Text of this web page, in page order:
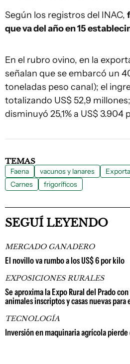
Según los registros del INAC,
que va del año en 15
En el rubro ovino, en la
señalan que se embarcó un
toneladas peso canal); el
totalizando US$ 52,9
disminuyó 25,1% a US$ 3.904
TEMAS
Faena vacunos y lanares
Carnes
frigoríficos
SEGUÍ LEYENDO
MERCADO GANADERO
El novillo va rumbo a los US$ 6 por kilo
EXPOSICIONES RURALES
Se aproxima la Expo Rural del Prado
animales inscriptos y casas nuevas para
TECNOLOGÍA
Inversión en maquinaria agrícola